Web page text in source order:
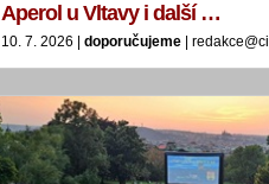
Aperol u Vltavy i další …
10. 7. 2026 | doporučujeme |